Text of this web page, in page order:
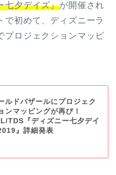
七夕デイズ』が開催され
で初めて、ディズニーラ
プロジェクションマッピ
ルドバザールにプロジェク
ンマッピングが再び！
TDS『ディズニー七夕デイ
』詳細発表